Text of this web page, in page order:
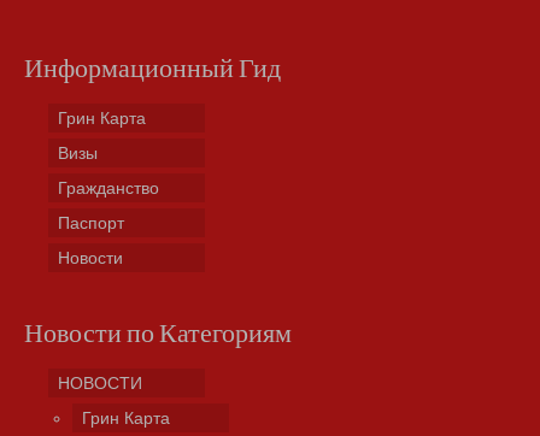
Информационный Гид
Грин Карта
Визы
Гражданство
Паспорт
Новости
Новости по Категориям
НОВОСТИ
Грин Карта